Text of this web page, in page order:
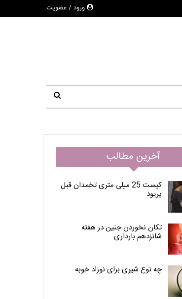
ورود / عضویت
آخرین مطالب
کیست 25 میلی متری تخمدان قبل
پریود
تکان نخوردن جنین در هفته
شانزدهم بارداری
چه نوع شیری برای نوزاد خوبه